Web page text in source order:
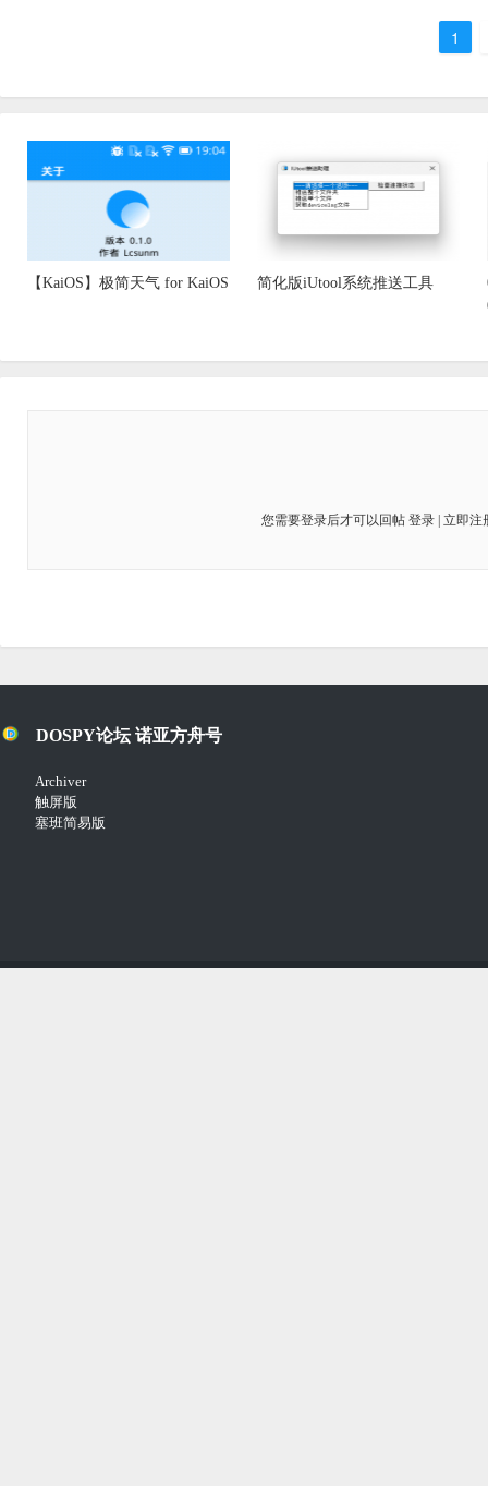
1
【KaiOS】极简天气 for KaiOS 简化版iUtool系统推送工具
您需要登录后才可以回帖 登录| 立即注
DOSPY论坛 诺亚方舟号
Archiver
触屏版
塞班简易版